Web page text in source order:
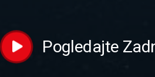
Pogledajte